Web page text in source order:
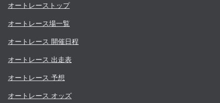
オートレーストップ
オートレース場一覧
オートレース 開催日程
オートレース 出走表
オートレース 予想
オートレース オッズ